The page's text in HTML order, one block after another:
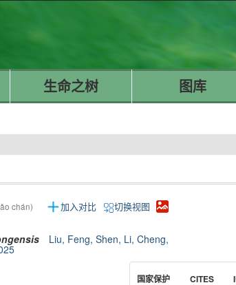
生命之树 图库
chán) 加入对比 切换视图
Liu, Feng, Shen, Li, Cheng,
国家保护 CITES